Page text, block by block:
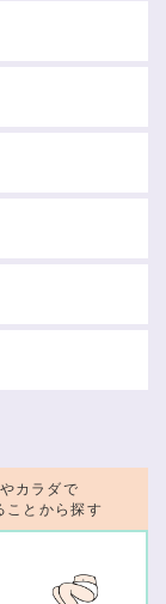
カラダで
ことから探す